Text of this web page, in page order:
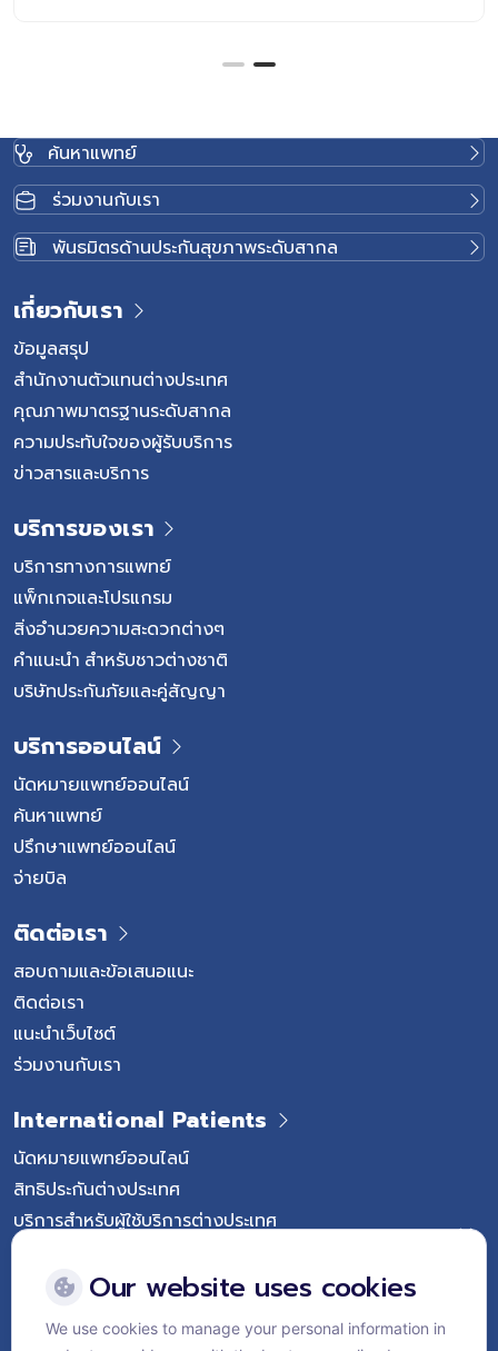
วินิจฉัยที่ถูกต้องจึงมีความสำคัญต่อการเลือกวิธีรักษาที่เหมาะ
สมกับผู้ป่วยแต่ละราย หมอนรองกระดูกคืออะไร และทำไมจึง
สำคัญ หมอนรองกระดูก (Intervertebral Disc) เป็นเนื้อเยื่อที่
อยู่ระหว่างกระดูกสันหลังแต่ละข้อ ทำหน้าที่รองรับแรงกระแทก
กระจายแรงกด และช่วยให้กระดูกสันหลังสามารถเคลื่อนไหวได้
อย่างยืดหยุ่น เมื่ออายุมากขึ้นหรือได้รับแรงกดซ้ำ ๆ หมอนรอง
กระดูกอาจเกิดการเสื่อม สูญเสียความยืดหยุ่น หรือเกิดการฉีก
ขาด ส่งผลให้โครงสร้างรอบกระดูกสันหลังเปลี่ยนแปลง และ
อาจเกิดการกดทับเส้นประสาทตามมา สาเหตุและความเสี่ยง
ของโรคหมอนรองกระดูก หมอนรองกระดูกสามารถเกิดการ
เสื่อมได้ตามธรรมชาติเมื่ออายุมากขึ้น แต่ยังมีปัจจัยหลาย
ประการที่อาจเพิ่มโอกาสเกิดความผิดปกติของหมอนรองกระดูก
และการกดทับเส้นประสาท โดยเฉพาะพฤติกรรมที่ทำให้กระดูก
สันหลังรับแรงกดอย่างต่อเนื่องหรือมากเกินไป ปัจจัยเสี่ยงที่
การปรับพฤติกรรมและดูแลสุขภาพกระดูกสันหลังอย่างเหมาะ
สมสามารถช่วยลดโอกาสเกิดโรคได้ กลุ่มโรคหมอนรองกระดูก
และการกดทับเส้นประสาทมีอะไรบ้าง แม้หลายคนจะเรียกรวมกัน
ว่า “หมอนรองกระดูกทับเส้นประสาท” แต่ในความเป็นจริง โรคใน
กลุ่มนี้มีหลายภาวะที่แตกต่างกัน ทั้งสาเหตุ ตำแหน่งที่เกิดโรค
และแนวทางการรักษา แม้อาการบางอย่างจะคล้ายคลึงกัน แต่
การวินิจฉัยที่ถูกต้องจะช่วยให้แพทย์สามารถวางแผนการรักษา
ค้นหาแพทย์
ร่วมงานกับเรา
พันธมิตรด้านประกันสุขภาพระดับสากล
เกี่ยวกับเรา
ข้อมูลสรุป
สำนักงานตัวแทนต่างประเทศ
คุณภาพมาตรฐานระดับสากล
ความประทับใจของผู้รับบริการ
ข่าวสารและบริการ
บริการของเรา
บริการทางการแพทย์
แพ็กเกจและโปรแกรม
สิ่งอำนวยความสะดวกต่างๆ
คำแนะนำ สำหรับชาวต่างชาติ
บริษัทประกันภัยและคู่สัญญา
บริการออนไลน์
นัดหมายแพทย์ออนไลน์
ค้นหาแพทย์
ปรึกษาแพทย์ออนไลน์
จ่ายบิล
ติดต่อเรา
สอบถามและข้อเสนอแนะ
ติดต่อเรา
แนะนำเว็บไซต์
ร่วมงานกับเรา
International Patients
นัดหมายแพทย์ออนไลน์
สิทธิประกันต่างประเทศ
บริการสำหรับผู้ใช้บริการต่างประเทศ
Follow Vejthani International Hospital
Our website uses cookies
We use cookies to manage your personal information in